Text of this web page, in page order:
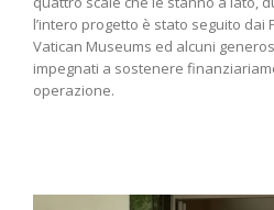
l’intero progetto è stato seguito dai
Vatican Museums ed alcuni
impegnati a sostenere
operazione.